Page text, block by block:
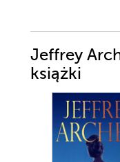
Jeffrey
książki